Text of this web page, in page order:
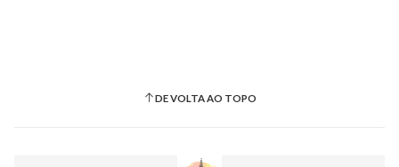
DE VOLTA AO TOPO